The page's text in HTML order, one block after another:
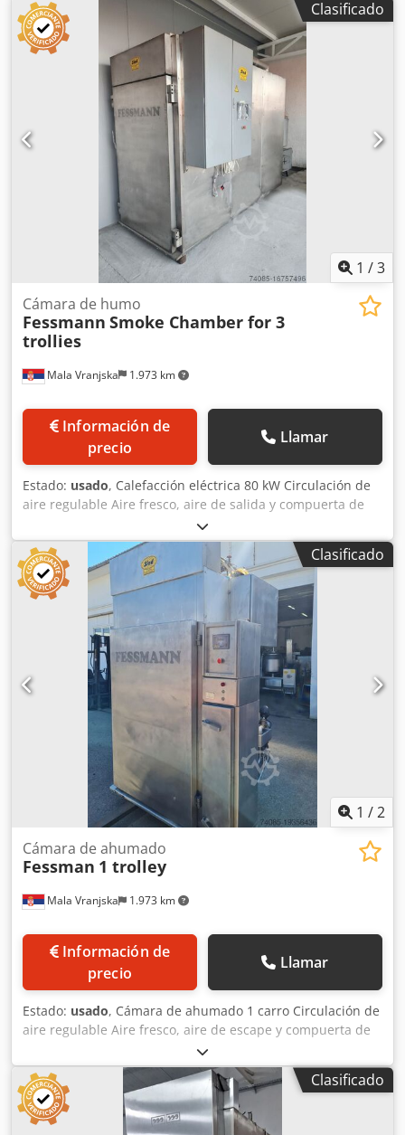
Sistema de alimentación de humo: GOLIATH II. Sin sistema
de postcombustión. Chodpfx Aeh Tm Uzscaea Dimensiones
de instalación de la máquina en cm: Ancho: 158 Largo: 250
Alto: 250 Dimensiones del carro en cm: 100 x 100 x 200.
Plazo de entrega: 30 días hábiles después del pago inicial.
Clasificado
1 /3
Mala Vranjska 1.973 km
Cámara de humo
Fessmann Smoke Chamber for 3
trollies
Información de
precio
Llamar
Estado: usado, Calefacción eléctrica 80 kW Circulación de
aire regulable Aire fresco, aire de salida y compuerta de
humos controlados neumáticamente; Limpieza: limpieza
por espuma Material de ahumado: virutas de madera Sin
sistema de postcombustión Dimensiones de instalación de
la máquina en cm: Cjdpfx Ajt Up D Eocaeha Anchura: 450
Largo:145 Altura: 275
Clasificado
1 /2
Mala Vranjska 1.973 km
Cámara de ahumado
Fessman 1 trolley
Información de
precio
Llamar
Estado: usado, Cámara de ahumado 1 carro Circulación de
aire regulable Aire fresco, aire de escape y compuerta de
humo con control neumático Limpieza: limpieza con
espuma Alimentación de humo: a petición del cliente
Chodpfx Aewr A Eyscasa Material de ahumado: virutas de
madera Sin sistema de postcombustión
Clasificado